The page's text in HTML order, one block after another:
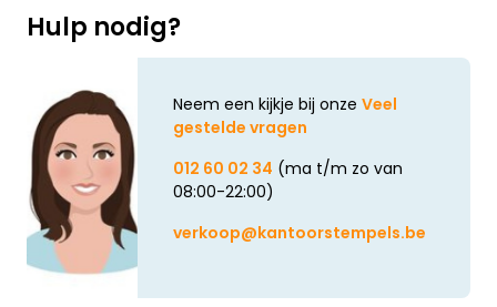
Hulp nodig?
Neem een kijkje bij onze Veel
gestelde vragen
012 60 02 34 (ma t/m zo van
08:00-22:00)
verkoop@kantoorstempels.be